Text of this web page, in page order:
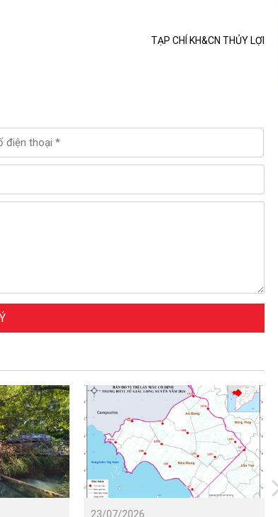
TẠP CHÍ KH&CN THỦY LỢI
23/07/2026